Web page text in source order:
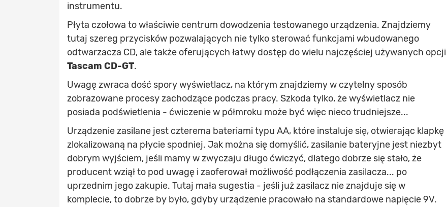
instrumentu.
Płyta czołowa to właściwie centrum dowodzenia testowanego urządzenia. Znajdziemy
tutaj szereg przycisków pozwalających nie tylko sterować funkcjami wbudowanego
odtwarzacza CD, ale także oferujących łatwy dostęp do wielu najczęściej używanych opcji
Tascam CD-GT.
Uwagę zwraca dość spory wyświetlacz, na którym znajdziemy w czytelny sposób
zobrazowane procesy zachodzące podczas pracy. Szkoda tylko, że wyświetlacz nie
posiada podświetlenia - ćwiczenie w półmroku może być więc nieco trudniejsze...
Urządzenie zasilane jest czterema bateriami typu AA, które instaluje się, otwierając klapkę
zlokalizowaną na płycie spodniej. Jak można się domyślić, zasilanie bateryjne jest niezbyt
dobrym wyjściem, jeśli mamy w zwyczaju długo ćwiczyć, dlatego dobrze się stało, że
producent wziął to pod uwagę i zaoferował możliwość podłączenia zasilacza... po
uprzednim jego zakupie. Tutaj mała sugestia - jeśli już zasilacz nie znajduje się w
komplecie, to dobrze by było, gdyby urządzenie pracowało na standardowe napięcie 9V.